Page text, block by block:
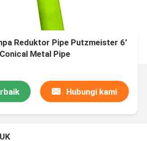
Reduktor Pipe Putzmeister 6'
Metal Pipe
Hubungi kami